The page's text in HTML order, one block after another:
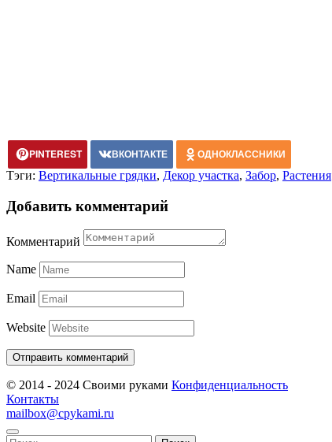
PINTEREST ВКОНТАКТЕ ОДНОКЛАССНИКИ
Тэги: Вертикальные грядки, Декор участка, Забор, Растения
Добавить комментарий
Комментарий
Name
Email
Website
© 2014 - 2024 Своими руками Конфиденциальность
Контакты
mailbox@cpykami.ru